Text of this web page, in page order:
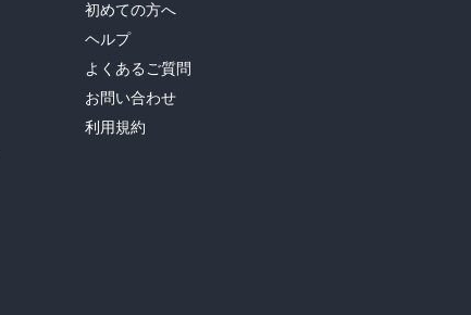
初めての方へ
ヘルプ
よくあるご質問
お問い合わせ
利用規約